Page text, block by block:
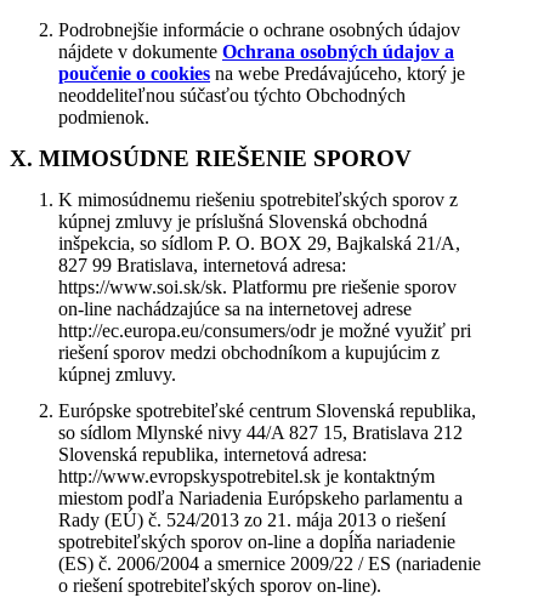
Podrobnejšie informácie o ochrane osobných údajov
nájdete v dokumente Ochrana osobných údajov a
poučenie o cookies na webe Predávajúceho, ktorý je
neoddeliteľnou súčasťou týchto Obchodných
podmienok.
X. MIMOSÚDNE RIEŠENIE SPOROV
K mimosúdnemu riešeniu spotrebiteľských sporov z
kúpnej zmluvy je príslušná Slovenská obchodná
inšpekcia, so sídlom P. O. BOX 29, Bajkalská 21/A,
827 99 Bratislava, internetová adresa:
https://www.soi.sk/sk. Platformu pre riešenie sporov
on-line nachádzajúce sa na internetovej adrese
http://ec.europa.eu/consumers/odr je možné využiť pri
riešení sporov medzi obchodníkom a kupujúcim z
kúpnej zmluvy.
Európske spotrebiteľské centrum Slovenská republika,
so sídlom Mlynské nivy 44/A 827 15, Bratislava 212
Slovenská republika, internetová adresa:
http://www.evropskyspotrebitel.sk je kontaktným
miestom podľa Nariadenia Európskeho parlamentu a
Rady (EÚ) č. 524/2013 zo 21. mája 2013 o riešení
spotrebiteľských sporov on-line a dopĺňa nariadenie
(ES) č. 2006/2004 a smernice 2009/22 / ES (nariadenie
o riešení spotrebiteľských sporov on-line).